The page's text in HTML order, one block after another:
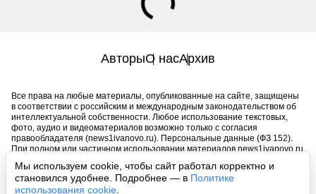
Мы используем cookie, чтобы сайт работал корректно и
становился удобнее. Подробнее — в Политике
использования cookie
АвторыО насАрхив
Все права на любые материалы, опубликованные на сайте, защищены
в соответствии с российским и международным законодательством об
интеллектуальной собственности. Любое использование текстовых,
фото, аудио и видеоматериалов возможно только с согласия
правообладателя (news1ivanovo.ru). Персональные данные (ФЗ 152).
При полном или частичном использовании материалов news1ivanovo.ru
обязательна. Запрещено для детей. Оригинал текста:
https://news1ivanovo.ru/